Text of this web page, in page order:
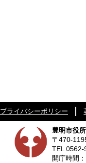
プライバシーポリシー
豊明市役所
〒470-
TEL0562-
開庁時間